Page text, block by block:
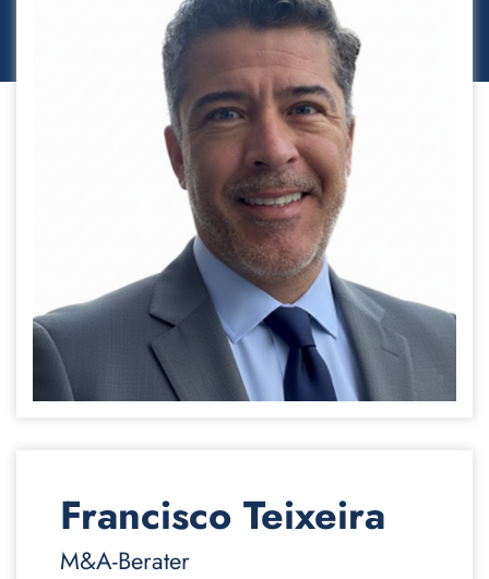
Francisco Teixeira
M&A-Berater